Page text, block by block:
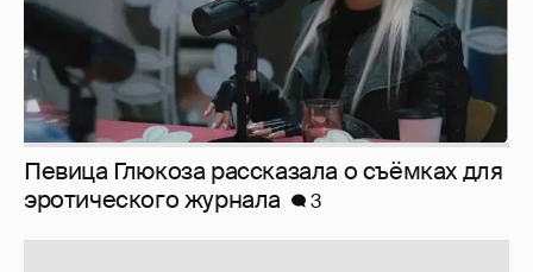
Певица Глюкоза рассказала о съёмках для
эротического журнала
3